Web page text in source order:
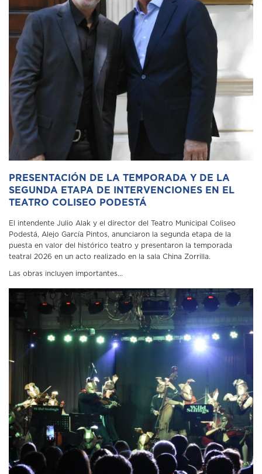
PRESENTACIÓN DE LA TEMPORADA Y DE LA
SEGUNDA ETAPA DE INTERVENCIONES EN EL
TEATRO COLISEO PODESTÁ
El intendente Julio Alak y el director del Teatro Municipal Coliseo
Podestá, Alejo García Pintos, anunciaron la segunda etapa de la
puesta en valor del histórico teatro y presentaron la temporada
teatral 2026 en un acto realizado en la sala China Zorrilla.
Las obras incluyen importantes...